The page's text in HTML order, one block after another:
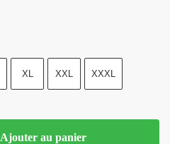
XL XXL XXXL
Ajouter au panier